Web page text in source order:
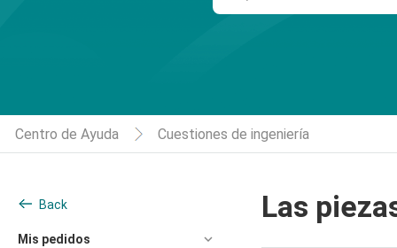
Centro de Ayuda Cuestiones de ingeniería
Las
Back
Mis pedidos